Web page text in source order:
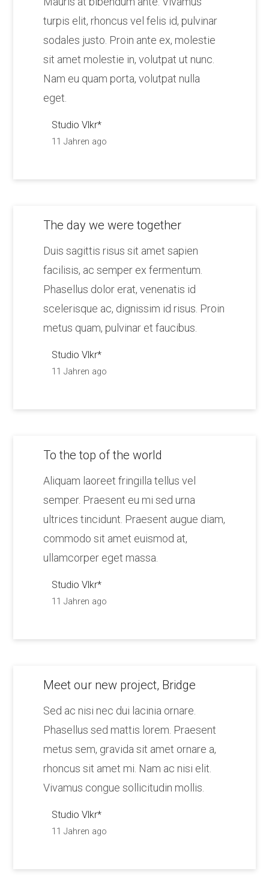
turpis elit, rhoncus vel felis id, pulvinar
sodales justo. Proin ante ex, molestie
sit amet molestie in, volutpat ut nunc.
Nam eu quam porta, volutpat nulla
eget.
Studio Vlkr*
11 Jahren ago
The day we were together
Duis sagittis risus sit amet sapien
facilisis, ac semper ex fermentum.
Phasellus dolor erat, venenatis id
scelerisque ac, dignissim id risus. Proin
metus quam, pulvinar et faucibus.
Studio Vlkr*
11 Jahren ago
To the top of the world
Aliquam laoreet fringilla tellus vel
semper. Praesent eu mi sed urna
ultrices tincidunt. Praesent augue diam,
commodo sit amet euismod at,
ullamcorper eget massa.
Studio Vlkr*
11 Jahren ago
Meet our new project, Bridge
Sed ac nisi nec dui lacinia ornare.
Phasellus sed mattis lorem. Praesent
metus sem, gravida sit amet ornare a,
rhoncus sit amet mi. Nam ac nisi elit.
Vivamus congue sollicitudin mollis.
Studio Vlkr*
11 Jahren ago